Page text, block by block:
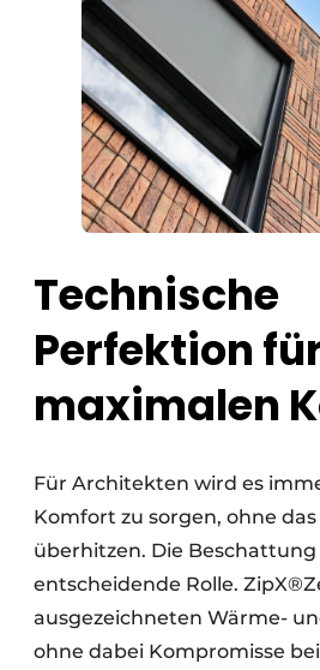
Technische
Perfektion
maximalen
Für Architekten wird es
Komfort zu sorgen, ohne das
überhitzen. Die
entscheidende Rolle.
ausgezeichneten Wärme-
ohne dabei Kompromisse